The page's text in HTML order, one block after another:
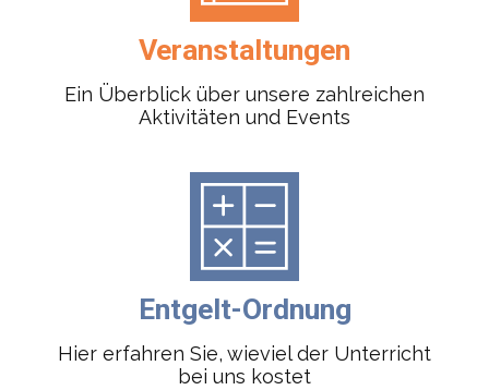
Veranstaltungen
Ein Überblick über unsere zahlreichen
Aktivitäten und Events
Entgelt-Ordnung
Hier erfahren Sie, wieviel der Unterricht
bei uns kostet